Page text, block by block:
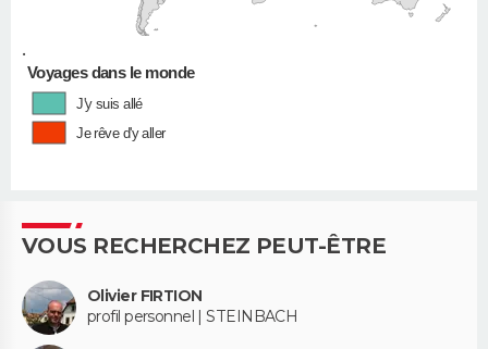
•
Voyages dans le monde
J'y suis allé
Je rêve d'y aller
VOUS RECHERCHEZ PEUT-ÊTRE
Olivier FIRTION
profil personnel | STEINBACH